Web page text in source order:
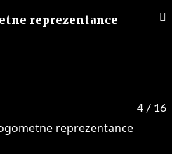
reprezentance
4 / 16